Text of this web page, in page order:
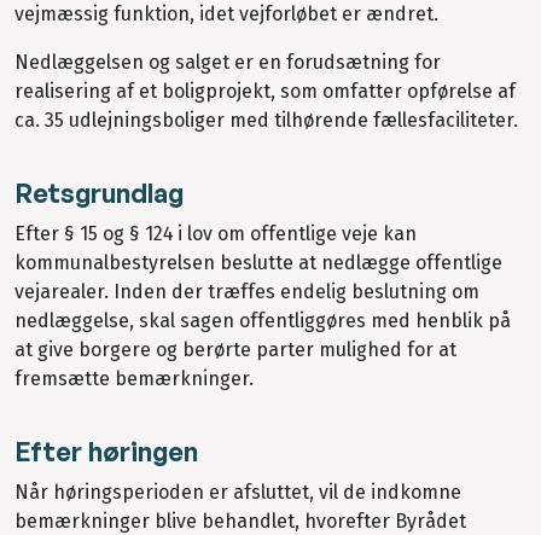
vejmæssig funktion, idet vejforløbet er ændret.
Nedlæggelsen og salget er en forudsætning for
realisering af et boligprojekt, som omfatter opførelse af
ca. 35 udlejningsboliger med tilhørende fællesfaciliteter.
Retsgrundlag
Efter § 15 og § 124 i lov om offentlige veje kan
kommunalbestyrelsen beslutte at nedlægge offentlige
vejarealer. Inden der træffes endelig beslutning om
nedlæggelse, skal sagen offentliggøres med henblik på
at give borgere og berørte parter mulighed for at
fremsætte bemærkninger.
Efter høringen
Når høringsperioden er afsluttet, vil de indkomne
bemærkninger blive behandlet, hvorefter Byrådet